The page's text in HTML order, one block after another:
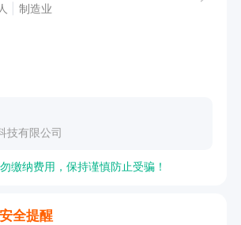
制造业
技有限公司
缴纳费用，保持谨慎防止受骗！
全提醒